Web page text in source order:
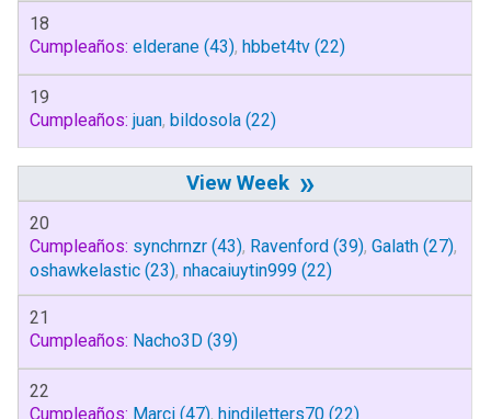
18
Cumpleaños: elderane (43), hbbet4tv (22)
19
Cumpleaños: juan, bildosola (22)
»
20
Cumpleaños: synchrnzr (43), Ravenford (39), Galath (27),
oshawkelastic (23), nhacaiuytin999 (22)
21
Cumpleaños: Nacho3D (39)
22
Cumpleaños: Marci (47), hindiletters70 (22)